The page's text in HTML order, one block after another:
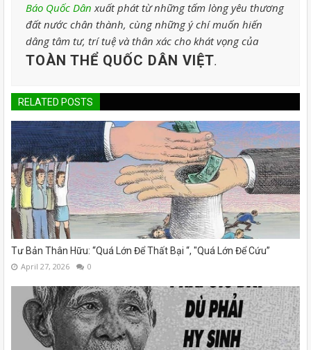
Báo Quốc Dân xuất phát từ những tấm lòng yêu thương
đất nước chân thành, cùng những ý chí muốn hiến
dâng tâm tư, trí tuệ và thân xác cho khát vọng của
TOÀN THỂ QUỐC DÂN VIỆT.
RELATED POSTS
Tư Bản Thân Hữu: “Quá Lớn Để Thất Bại “, "Quá Lớn Để Cứu”
April 27, 2026 0